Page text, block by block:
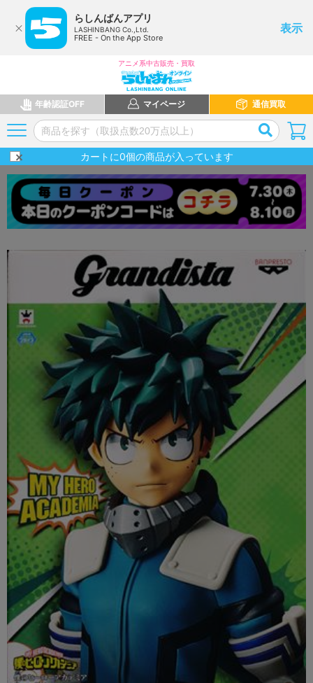
らしんばんアプリ
LASHINBANG Co.,Ltd.
FREE - On the App Store
表示
アニメ系中古販売・買取
年齢認証OFF マイページ 通信買取
カートに0個の商品が入っています